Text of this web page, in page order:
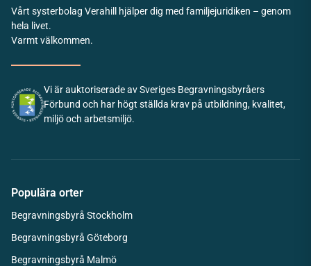
Vårt systerbolag Verahill hjälper dig med familjejuridiken – genom
hela livet.
Varmt välkommen.
Vi är auktoriserade av Sveriges Begravningsbyråers
Förbund och har högt ställda krav på utbildning, kvalitet,
miljö och arbetsmiljö.
Populära orter
Begravningsbyrå Stockholm
Begravningsbyrå Göteborg
Begravningsbyrå Malmö